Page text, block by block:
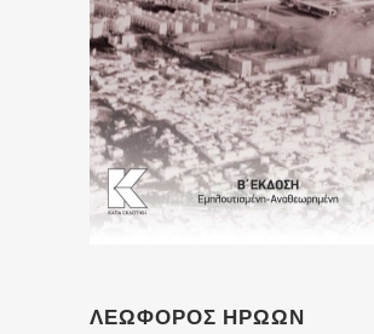
ΛΕΩΦΟΡΟΣ ΗΡΩΩΝ